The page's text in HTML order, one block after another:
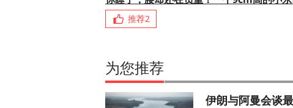
推荐2
为您推荐
伊朗与阿曼会谈